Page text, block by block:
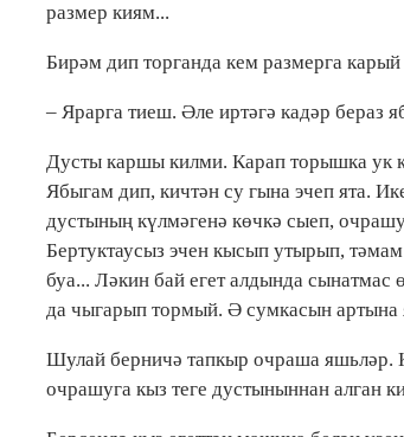
размер киям...
Бирәм дип торганда кем размерга
– Ярарга тиеш. Әле иртәгә кадәр
Дусты каршы килми. Карап торышка ук
Ябыгам дип, кичтән су гына эчеп ята.
дустының күлмәгенә көчкә сыеп,
Бертуктаусыз эчен кысып утырып,
буа... Ләкин бай егет алдында сынатмас
да чыгарып тормый. Ә сумкасын артына
Шулай берничә тапкыр очраша яшьләр.
очрашуга кыз теге дустыныннан алган